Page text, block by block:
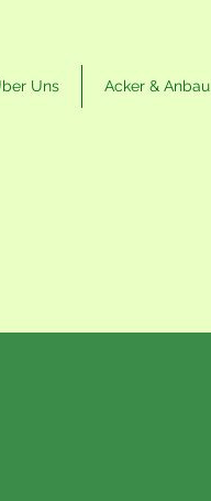
Uns Acker & Anbau